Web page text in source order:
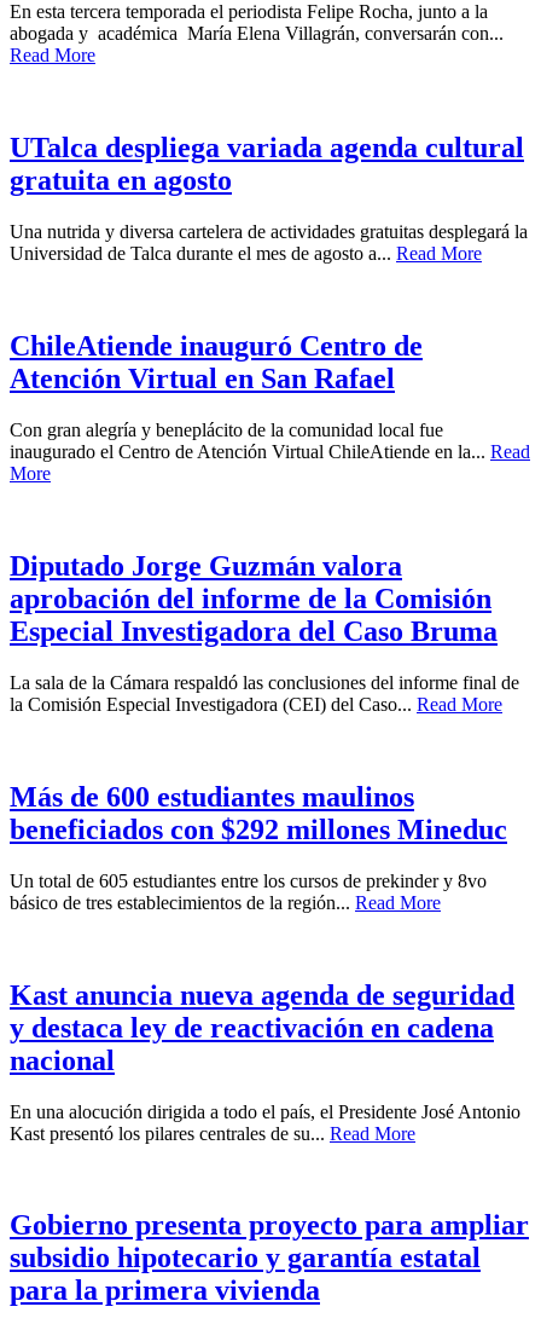
En esta tercera temporada el periodista Felipe Rocha, junto a la
abogada y académica María Elena Villagrán, conversarán con...
Read More
UTalca despliega variada agenda cultural
gratuita en agosto
Una nutrida y diversa cartelera de actividades gratuitas desplegará la
Universidad de Talca durante el mes de agosto a... Read More
ChileAtiende inauguró Centro de
Atención Virtual en San Rafael
Con gran alegría y beneplácito de la comunidad local fue
inaugurado el Centro de Atención Virtual ChileAtiende en la... Read
More
Diputado Jorge Guzmán valora
aprobación del informe de la Comisión
Especial Investigadora del Caso Bruma
La sala de la Cámara respaldó las conclusiones del informe final de
la Comisión Especial Investigadora (CEI) del Caso... Read More
Más de 600 estudiantes maulinos
beneficiados con $292 millones Mineduc
Un total de 605 estudiantes entre los cursos de prekinder y 8vo
básico de tres establecimientos de la región... Read More
Kast anuncia nueva agenda de seguridad
y destaca ley de reactivación en cadena
nacional
En una alocución dirigida a todo el país, el Presidente José Antonio
Kast presentó los pilares centrales de su... Read More
Gobierno presenta proyecto para ampliar
subsidio hipotecario y garantía estatal
para la primera vivienda